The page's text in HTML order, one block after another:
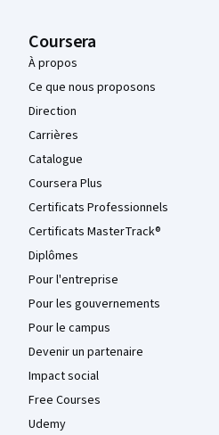
Coursera
À propos
Ce que nous proposons
Direction
Carrières
Catalogue
Coursera Plus
Certificats Professionnels
Certificats MasterTrack®
Diplômes
Pour l'entreprise
Pour les gouvernements
Pour le campus
Devenir un partenaire
Impact social
Free Courses
Udemy